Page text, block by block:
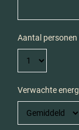
Aantal
Verwachte